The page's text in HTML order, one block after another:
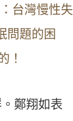
台灣慢性失
問題的困
！
鄭翔如表